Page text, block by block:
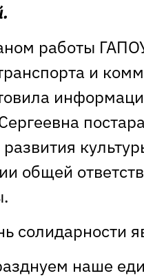
работы
и
общей
солидарности
наше